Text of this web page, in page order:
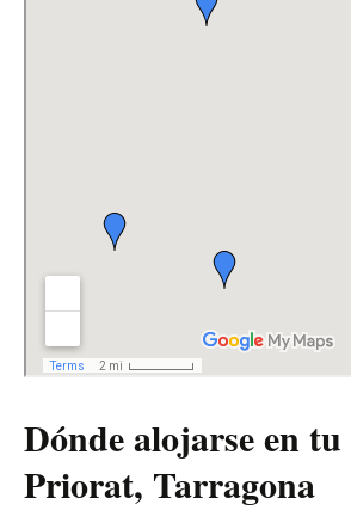
Dónde alojarse en
Priorat, Tarragona